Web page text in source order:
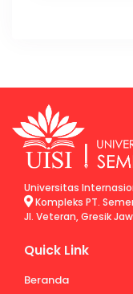
Universitas
Kompleks PT.
Jl. Veteran, Gresik
Quick Link
Beranda